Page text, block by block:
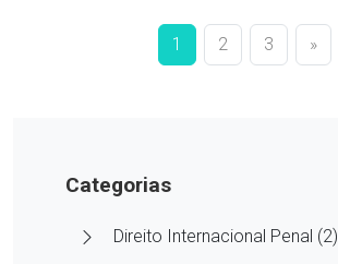
1 2 3 »
Categorias
Direito Internacional Penal (2)